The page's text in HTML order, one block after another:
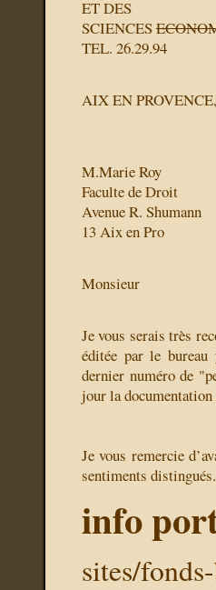
ET DES
SCIENCES
TEL. 26.29.94
AIX EN
M.Marie Roy
Faculte de Droit
Avenue R. Shumann
13 Aix en Pro
Monsieur
Je vous serais très
éditée par le
dernier numéro de
jour la documentation
Je vous remercie
sentiments distingués.
info
sites/